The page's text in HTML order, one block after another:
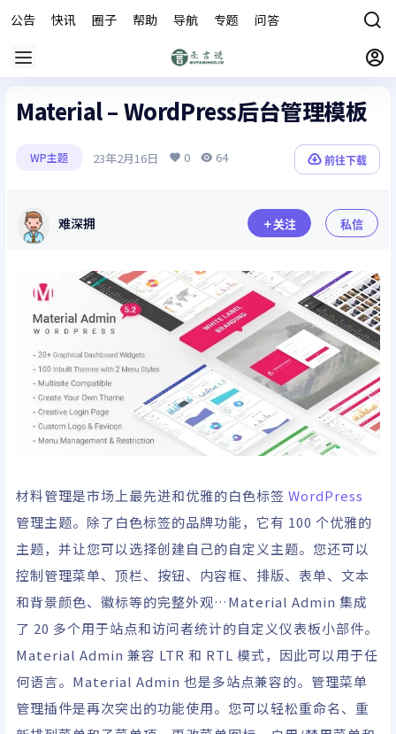
公告 快讯 圈子 帮助 导航 专题 问答
Material – WordPress后台管理模板
WP主题 23年2月16日 0 64 前往下载
难深拥 关注 私信
材料管理是市场上最先进和优雅的白色标签 WordPress
管理主题。除了白色标签的品牌功能，它有 100 个优雅的
主题，并让您可以选择创建自己的自定义主题。您还可以
控制管理菜单、顶栏、按钮、内容框、排版、表单、文本
和背景颜色、徽标等的完整外观…Material Admin 集成
了 20 多个用于站点和访问者统计的自定义仪表板小部件。
Material Admin 兼容 LTR 和 RTL 模式，因此可以用于任
何语言。Material Admin 也是多站点兼容的。管理菜单
管理插件是再次突出的功能使用。您可以轻松重命名、重